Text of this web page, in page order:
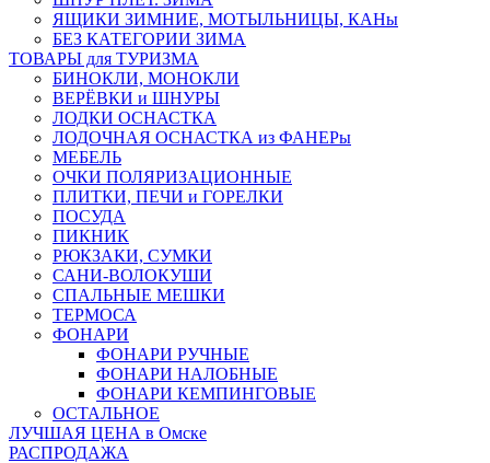
ЯЩИКИ ЗИМНИЕ, МОТЫЛЬНИЦЫ, КАНы
БЕЗ КАТЕГОРИИ ЗИМА
ТОВАРЫ для ТУРИЗМА
БИНОКЛИ, МОНОКЛИ
ВЕРЁВКИ и ШНУРЫ
ЛОДКИ ОСНАСТКА
ЛОДОЧНАЯ ОСНАСТКА из ФАНЕРы
МЕБЕЛЬ
ОЧКИ ПОЛЯРИЗАЦИОННЫЕ
ПЛИТКИ, ПЕЧИ и ГОРЕЛКИ
ПОСУДА
ПИКНИК
РЮКЗАКИ, СУМКИ
САНИ-ВОЛОКУШИ
СПАЛЬНЫЕ МЕШКИ
ТЕРМОСА
ФОНАРИ
ФОНАРИ РУЧНЫЕ
ФОНАРИ НАЛОБНЫЕ
ФОНАРИ КЕМПИНГОВЫЕ
ОСТАЛЬНОЕ
ЛУЧШАЯ ЦЕНА в Омске
РАСПРОДАЖА